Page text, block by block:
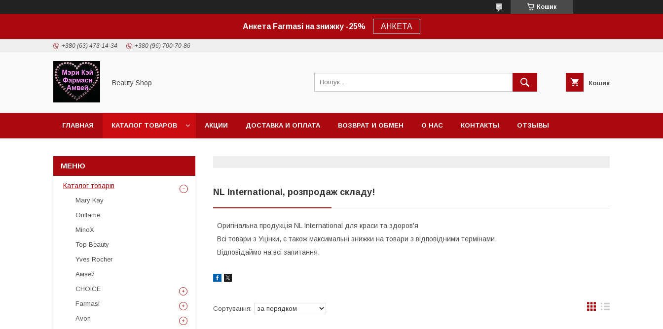
Кошик
Анкета Farmasi на знижку -25% АНКЕТА
+380 (63) 473-14-34 +380 (96) 700-70-86
Beauty Shop Кошик
ГЛАВНАЯ КАТАЛОГ ТОВАРОВ АКЦИИ ДОСТАВКА И ОПЛАТА ВОЗВРАТ И ОБМЕН О НАС КОНТАКТЫ ОТЗЫВЫ
NL International, розпродаж складу!
Оригінальна продукція NL International для краси та здоров'я
Всі товари з Уцінки, є також максимальні знижки на товари з відповідними термінами.
Відповідаймо на всі запитання.
Каталог товарів
Mary Kay
Oriflame
MinoX
Top Beauty
Yves Rocher
Амвей
CHOICE
Farmasi
Avon